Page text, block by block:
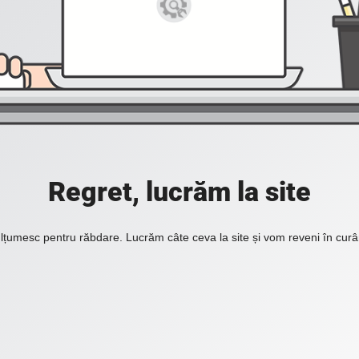
Regret, lucrăm la site
pentru răbdare. Lucrăm câte ceva la site și vom reveni în